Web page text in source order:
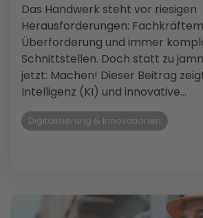
Das Handwerk steht vor riesigen
Herausforderungen:
Überforderung und immer
Schnittstellen. Doch statt zu
jetzt: Machen! Dieser Beitrag
Intelligenz (KI) und innovative...
Digitalisierung & Innovationen